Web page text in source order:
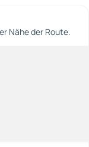
Nähe der Route.